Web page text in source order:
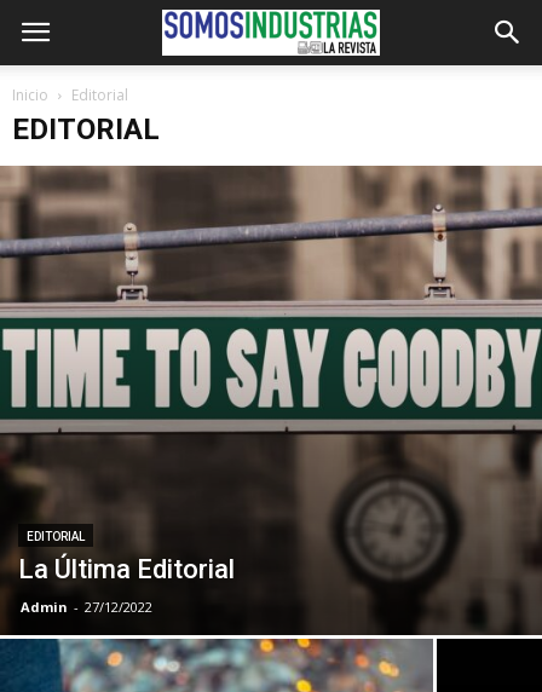
Inicio Editorial
EDITORIAL
EDITORIAL
La Última Editorial
Admin - 27/12/2022